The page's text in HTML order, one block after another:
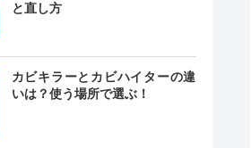
と直し方
カビキラーとカビハイターの違
いは？使う場所で選ぶ！